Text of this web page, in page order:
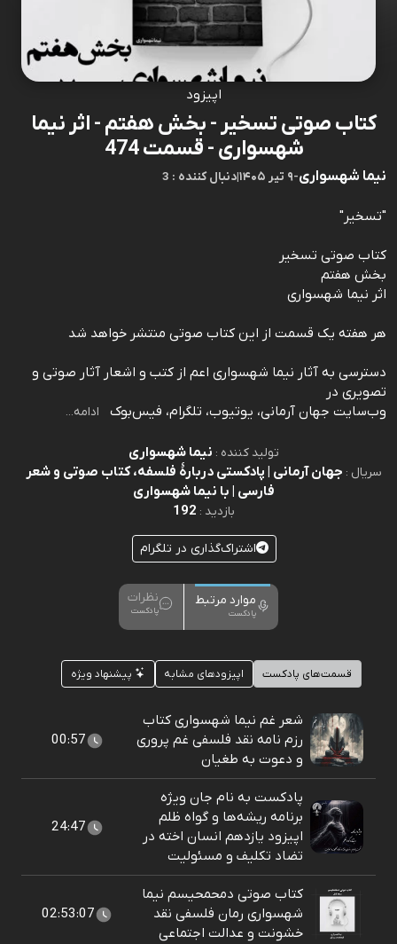
اپیزود
کتاب صوتی تسخیر - بخش هفتم - اثر نیما
شهسواری - قسمت 474
نیما شهسواری-۹ تیر ۱۴۰۵ |3 : دنبال کننده
"تسخیر"
کتاب صوتی تسخیر
بخش هفتم
اثر نیما شهسواری
هر هفته یک قسمت از این کتاب صوتی منتشر خواهد شد
دسترسی به آثار نیما شهسواری اعم از کتب و اشعار آثار صوتی و
تصویری در
وب‌سایت جهان آرمانی، یوتیوب، تلگرام، فیس‌بوک
ادامه...
تولید کننده : نیما شهسواری
سریال : جهان آرمانی | پادکستی دربارۀ فلسفه، کتاب صوتی و شعر
فارسی | با نیما شهسواری
بازدید : 192
اشتراک‌گذاری در تلگرام
موارد مرتبط
پادکست
نظرات
پادکست
قسمت‌های پادکست اپیزودهای مشابه پیشنهاد ویژه
شعر غم نیما شهسواری کتاب
رزم نامه نقد فلسفی غم پروری
و دعوت به طغیان
00:57
پادکست به نام جان ویژه
برنامه ریشه‌ها و گواه ظلم
اپیزود یازدهم انسان اخته در
تضاد تکلیف و مسئولیت
24:47
کتاب صوتی دمحمحیسم نیما
شهسواری رمان فلسفی نقد
خشونت و عدالت اجتماعی
02:53:07